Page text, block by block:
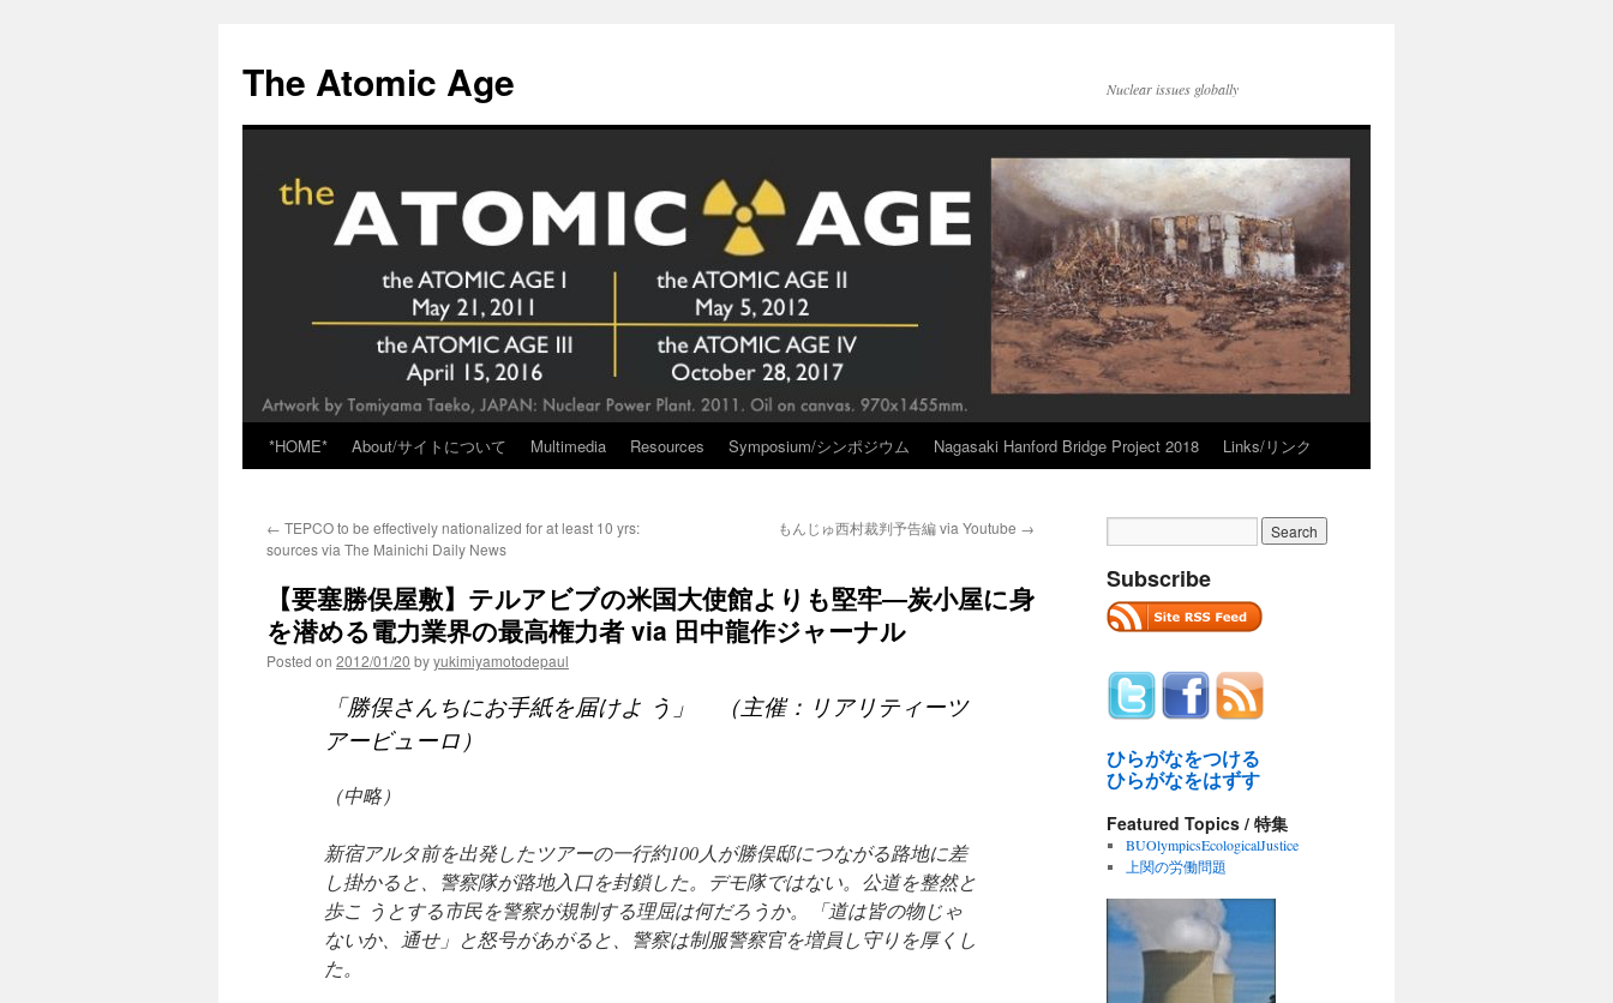
content
The Atomic Age Nuclear issues globally
*HOME* About/サイトについて Multimedia Resources Symposium/シンポジウム Nagasaki Hanford Bridge Project 2018 Links/リンク
← TEPCO to be effectively nationalized for at least 10 yrs:
sources via The Mainichi Daily News
もんじゅ西村裁判予告編 via Youtube →
【要塞勝俣屋敷】テルアビブの米国大使館よりも堅牢―炭小屋に身
を潜める電力業界の最高権力者 via 田中龍作ジャーナル
Posted on 2012/01/20 byyukimiyamotodepaul
「勝俣さんちにお手紙を届けよ う」 （主催：リアリティーツ
アービューロ）
（中略）
新宿アルタ前を出発したツアーの一行約100人が勝俣邸につながる路地に差
し掛かると、警察隊が路地入口を封鎖した。デモ隊ではない。公道を整然と
歩こ うとする市民を警察が規制する理屈は何だろうか。「道は皆の物じゃ
ないか、通せ」と怒号があがると、警察は制服警察官を増員し守りを厚くし
た。
Subscribe
ひらがなをつける
ひらがなをはずす
Featured Topics / 特集
BUOlympicsEcologicalJustice
上関の労働問題